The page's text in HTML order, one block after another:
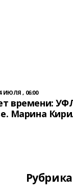
ИЮЛЯ , 06:00
времени:
Марина